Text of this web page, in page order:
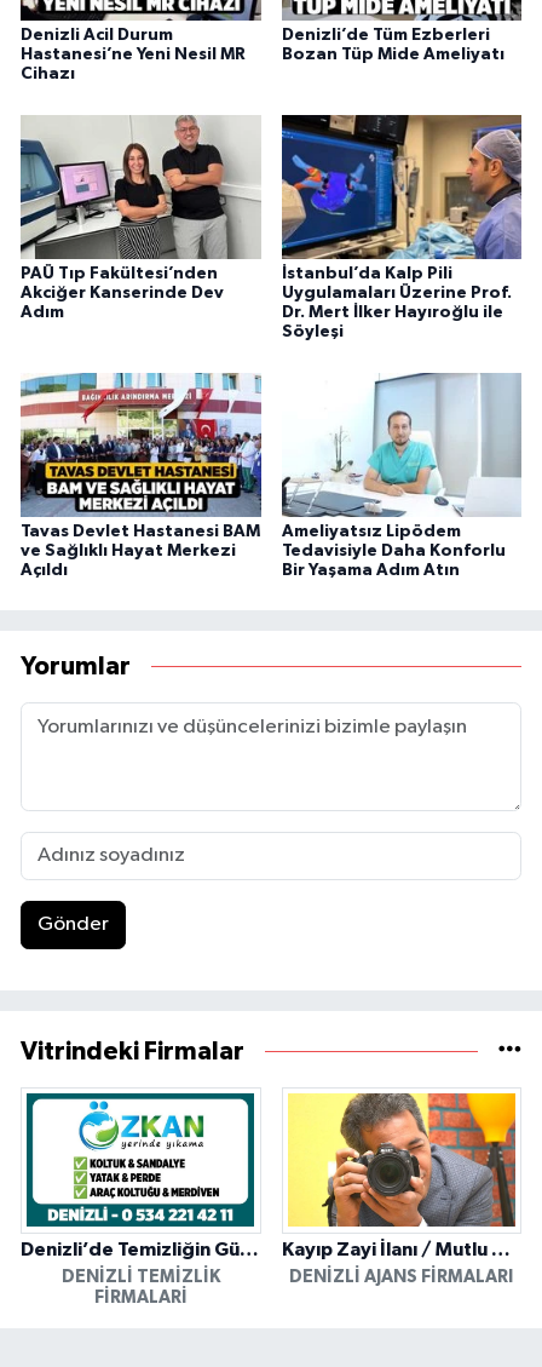
Denizli Acil Durum
Hastanesi’ne Yeni Nesil MR
Cihazı
Denizli’de Tüm Ezberleri
Bozan Tüp Mide Ameliyatı
PAÜ Tıp Fakültesi’nden
Akciğer Kanserinde Dev
Adım
İstanbul’da Kalp Pili
Uygulamaları Üzerine Prof.
Dr. Mert İlker Hayıroğlu ile
Söyleşi
Tavas Devlet Hastanesi BAM
ve Sağlıklı Hayat Merkezi
Açıldı
Ameliyatsız Lipödem
Tedavisiyle Daha Konforlu
Bir Yaşama Adım Atın
Yorumlar
Gönder
Vitrindeki Firmalar
Denizli’de Temizliğin Güvenilir Adresi: Özkan Yerinde Yıkama
DENIZLI TEMIZLIK
FIRMALARI
Kayıp Zayi İlanı / Mutlu Ajans / Denizli
DENIZLI AJANS FIRMALARI